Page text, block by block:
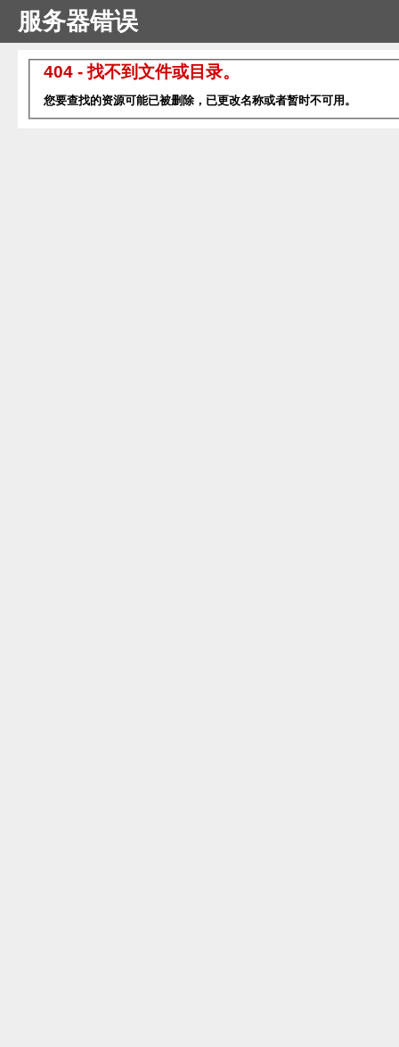
服务器错误
404 - 找不到文件或目录。
您要查找的资源可能已被删除，已更改名称或者暂时不可用。